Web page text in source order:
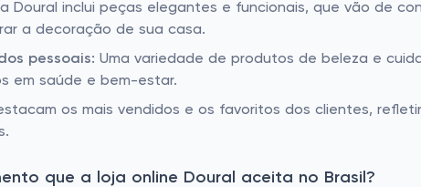
Doural inclui peças elegantes e funcionais, que vão de
a decoração de sua casa.
pessoais: Uma variedade de produtos de beleza e
​​em saúde e bem-estar.
os mais vendidos e os favoritos dos clientes,
que a loja online Doural aceita no Brasil?